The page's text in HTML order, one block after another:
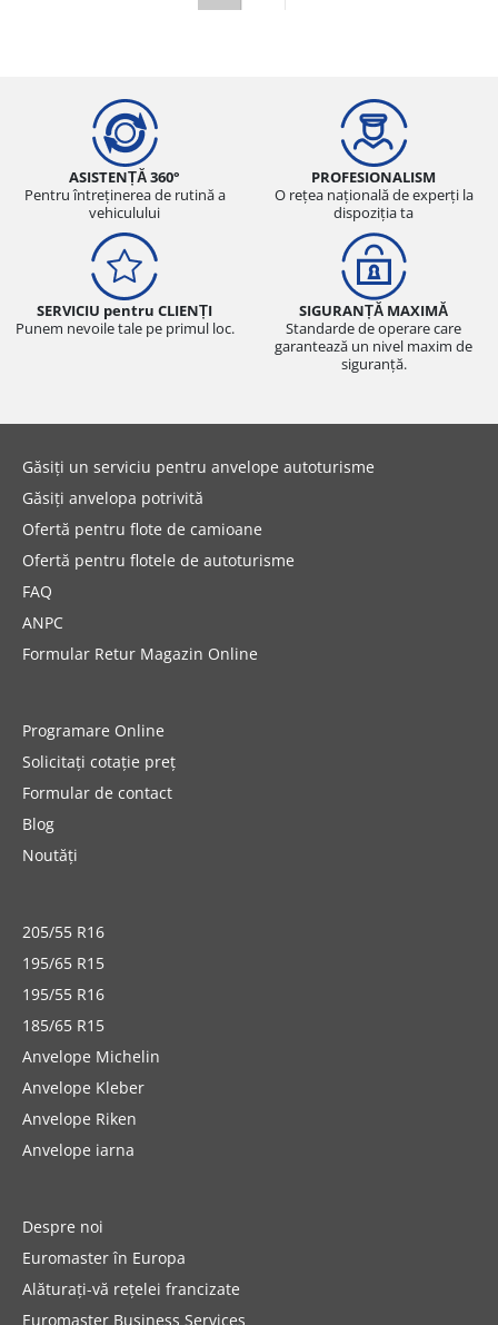
ASISTENȚĂ 360°
Pentru întreținerea de rutină a
vehiculului
PROFESIONALISM
O rețea națională de experți la
dispoziția ta
SERVICIU pentru CLIENȚI
Punem nevoile tale pe primul loc.
SIGURANȚĂ MAXIMĂ
Standarde de operare care
garantează un nivel maxim de
siguranță.
Găsiți un serviciu pentru anvelope autoturisme
Găsiți anvelopa potrivită
Ofertă pentru flote de camioane
Ofertă pentru flotele de autoturisme
FAQ
ANPC
Formular Retur Magazin Online
Programare Online
Solicitați cotație preț
Formular de contact
Blog
Noutăți
205/55 R16
195/65 R15
195/55 R16
185/65 R15
Anvelope Michelin
Anvelope Kleber
Anvelope Riken
Anvelope iarna
Despre noi
Euromaster în Europa
Alăturați-vă rețelei francizate
Euromaster Business Services